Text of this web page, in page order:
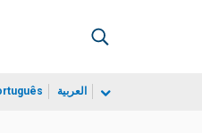
العربية